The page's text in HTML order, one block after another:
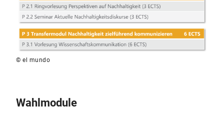
© el mundo
Wahlmodule